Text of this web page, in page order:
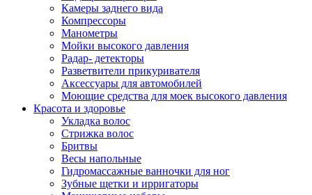
Камеры заднего вида
Компрессоры
Манометры
Мойки высокого давления
Радар- детекторы
Разветвители прикуривателя
Аксессуары для автомобилей
Моющие средства для моек высокого давления
Красота и здоровье
Укладка волос
Стрижка волос
Бритвы
Весы напольные
Гидромассажные ванночки для ног
Зубные щетки и ирригаторы